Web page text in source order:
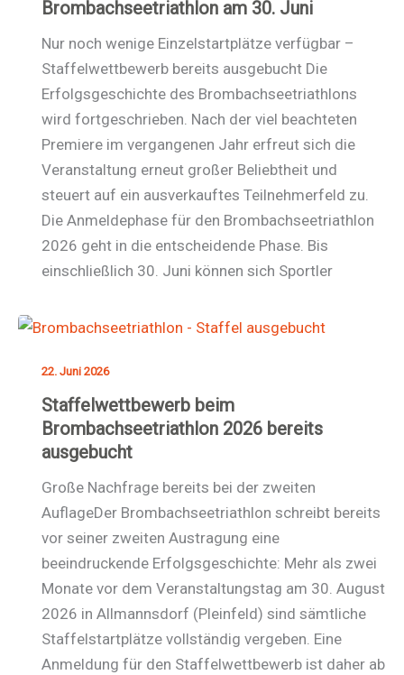
Brombachseetriathlon am 30. Juni
Nur noch wenige Einzelstartplätze verfügbar –
Staffelwettbewerb bereits ausgebucht Die
Erfolgsgeschichte des Brombachseetriathlons
wird fortgeschrieben. Nach der viel beachteten
Premiere im vergangenen Jahr erfreut sich die
Veranstaltung erneut großer Beliebtheit und
steuert auf ein ausverkauftes Teilnehmerfeld zu.
Die Anmeldephase für den Brombachseetriathlon
2026 geht in die entscheidende Phase. Bis
einschließlich 30. Juni können sich Sportler
22. Juni 2026
Staffelwettbewerb beim
Brombachseetriathlon 2026 bereits
ausgebucht
Große Nachfrage bereits bei der zweiten
AuflageDer Brombachseetriathlon schreibt bereits
vor seiner zweiten Austragung eine
beeindruckende Erfolgsgeschichte: Mehr als zwei
Monate vor dem Veranstaltungstag am 30. August
2026 in Allmannsdorf (Pleinfeld) sind sämtliche
Staffelstartplätze vollständig vergeben. Eine
Anmeldung für den Staffelwettbewerb ist daher ab